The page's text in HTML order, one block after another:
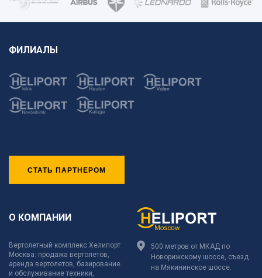
ФИЛИАЛЫ
СТАТЬ ПАРТНЕРОМ
О КОМПАНИИ
Вертолетный комплекс Хелипорт
Москва: продажа вертолетов,
аренда вертолетов, базирование
и обслуживание техники,
500 метров от МКАД по
Новорижскому шоссе, съезд
на Мякининское шоссе.